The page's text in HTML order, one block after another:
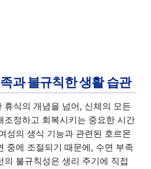
과 불규칙한 생활 습관
휴식의 개념을 넘어, 신체의 모든
조정하고 회복시키는 중요한 시간
성의 생식 기능과 관련된 호르몬
중에 조절되기 때문에, 수면 부족
의 불규칙성은 생리 주기에 직접